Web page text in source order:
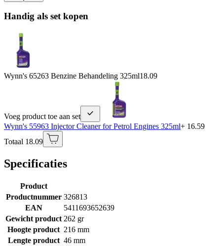
Handig als set kopen
Wynn's 65263 Benzine Behandeling 325ml18.09
Voeg product toe aan set
Wynn's 55963 Injector Cleaner for Petrol Engines 325ml+ 16.59
Totaal 18.09
Specificaties
Product
Productnummer 326813
EAN
5411693652639
Gewicht product 262 gr
Hoogte product 216 mm
Lengte product 46 mm